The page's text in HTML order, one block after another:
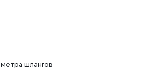
шлангов